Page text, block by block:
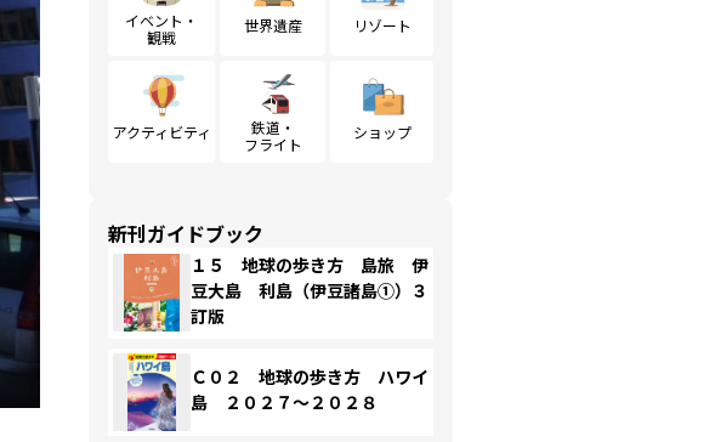
イベント・
観戦
世界遺産 リゾート
アクティビティ
鉄道・
フライト
ショップ
新刊ガイドブック
１５ 地球の歩き方 島旅 伊
豆大島 利島（伊豆諸島①）３
訂版
Ｃ０２ 地球の歩き方 ハワイ
島 ２０２７～２０２８